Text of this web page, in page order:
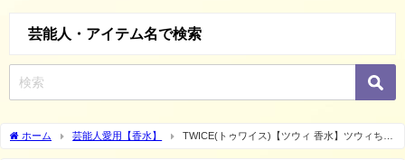
芸能人・アイテム名で検索
ホーム 芸能人愛用【香水】
TWICE(トゥワイス)【ツウィ 香水】ツウィちゃ
んが愛用している香水・特徴・口コミなどまとめ♪